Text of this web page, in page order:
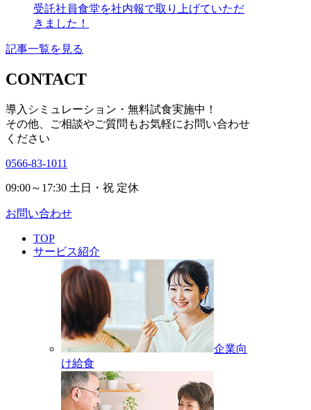
受託社員食堂を社内報で取り上げていただ
きました！
記事一覧を見る
CONTACT
導入シミュレーション・無料試食実施中！
その他、ご相談やご質問もお気軽にお問い合わせ
ください
0566-83-1011
09:00～17:30 土日・祝 定休
お問い合わせ
TOP
サービス紹介
企業向
け給食